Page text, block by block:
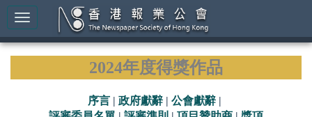
2024年度得獎作品
序言 | 政府獻辭 | 公會獻辭 |